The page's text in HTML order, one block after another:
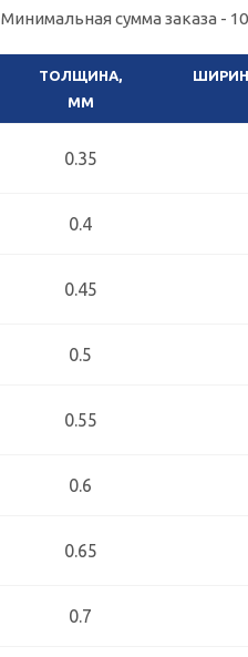
Минимальная сумма заказа -
ТОЛЩИНА,
ММ
0.35
0.4
0.45
0.5
0.55
0.6
0.65
0.7